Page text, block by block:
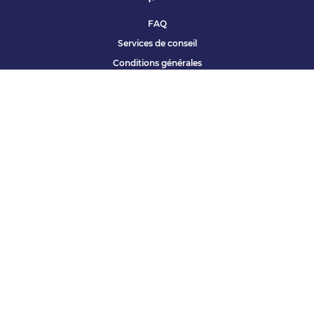
FAQ
Services de conseil
Conditions générales